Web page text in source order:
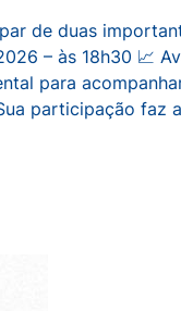
de duas
– às 18h30 📈
para
participação faz